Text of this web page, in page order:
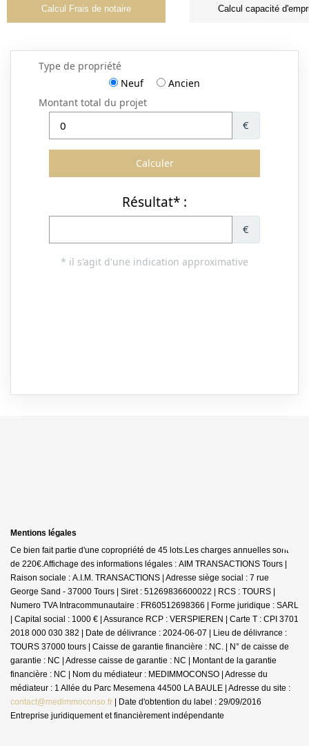
Calcul Frais de notaire Calcul capacité
Mentions légales
Ce bien fait partie d'une copropriété de 45 lots.Les charges annuelles sont
de 220€.Affichage des informations légales : AIM TRANSACTIONS Tours |
Raison sociale : A.I.M. TRANSACTIONS | Adresse siège social : 7 rue
George Sand - 37000 Tours | Siret : 51269836600022 | RCS : TOURS |
Numero TVA Intracommunautaire : FR60512698366 | Forme juridique : SARL
| Capital social : 1000 € | Assurance RCP : VERSPIEREN | Carte T : CPI 3701
2018 000 030 382 | Date de délivrance : 2024-06-07 | Lieu de délivrance :
TOURS 37000 tours | Caisse de garantie financière : NC. | N° de caisse de
garantie : NC | Adresse caisse de garantie : NC | Montant de la garantie
financière : NC | Nom du médiateur : MEDIMMOCONSO | Adresse du
médiateur : 1 Allée du Parc Mesemena 44500 LA BAULE | Adresse du site :
contact@medimmoconso.fr | Date d'obtention du label : 29/09/2016
Entreprise juridiquement et financièrement indépendante